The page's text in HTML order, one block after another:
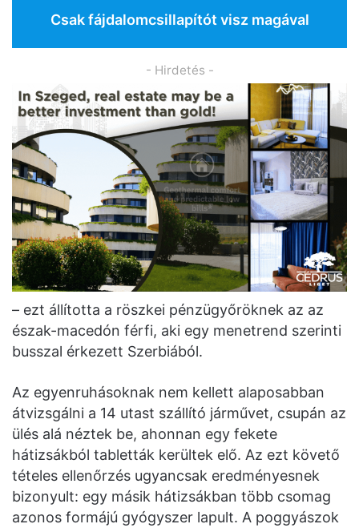
Csak fájdalomcsillapítót visz magával
- Hirdetés -
– ezt állította a röszkei pénzügyőröknek az az
észak-macedón férfi, aki egy menetrend szerinti
busszal érkezett Szerbiából.
Az egyenruhásoknak nem kellett alaposabban
átvizsgálni a 14 utast szállító járművet, csupán az
ülés alá néztek be, ahonnan egy fekete
hátizsákból tabletták kerültek elő. Az ezt követő
tételes ellenőrzés ugyancsak eredményesnek
bizonyult: egy másik hátizsákban több csomag
azonos formájú gyógyszer lapult. A poggyászok